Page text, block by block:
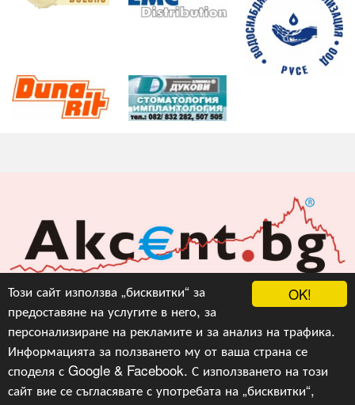
OK!
Този сайт използва „бисквитки“ за
предоставяне на услугите в него, за
персонализиране на рекламите и за анализ на трафика.
Информацията за ползването му от ваша страна се
споделя с Google & Facebook. С използването на този
сайт вие се съгласявате с употребата на „бисквитки“,
Акцент БГ ЕООД
info@akcent.bg
Facebook
Copyright © 2010, 2016, 2018-2022, 2023, v.3.0,Акцент